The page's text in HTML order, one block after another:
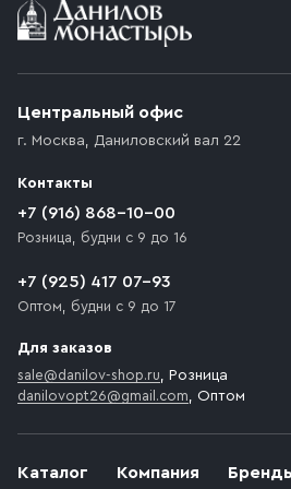
Условия доставки
возникают препятствия для
которое максимально близко к
движения. Если на территории
доставки предусмотрен платный
необходимо компенсировать
Каталог Компания
Центральный офис
г. Москва, Даниловский вал 22
Контакты
+7 (916) 868-10-00
Розница, будни с 9 до 16
+7 (925) 417 07-93
Оптом, будни с 9 до 17
Для заказов
sale@danilov-shop.ru, Розница
danilovopt26@gmail.com, Оптом